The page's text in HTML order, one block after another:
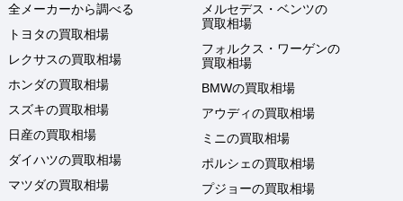
全メーカーから調べる
トヨタの買取相場
レクサスの買取相場
ホンダの買取相場
スズキの買取相場
日産の買取相場
ダイハツの買取相場
マツダの買取相場
メルセデス・ベンツの
買取相場
フォルクス・ワーゲンの
買取相場
BMWの買取相場
アウディの買取相場
ミニの買取相場
ポルシェの買取相場
プジョーの買取相場